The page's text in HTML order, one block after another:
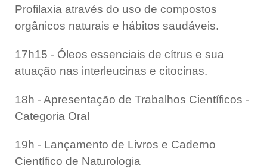
Profilaxia através do uso de compostos
orgânicos naturais e hábitos saudáveis.
17h15 - Óleos essenciais de cítrus e sua
atuação nas interleucinas e citocinas.
18h - Apresentação de Trabalhos Científicos -
Categoria Oral
19h - Lançamento de Livros e Caderno
Científico de Naturologia